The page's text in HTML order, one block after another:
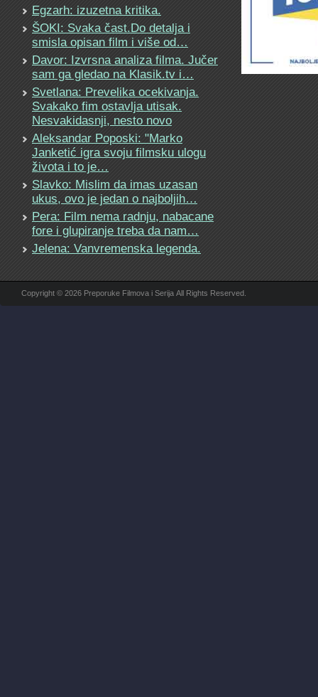
Egzarh: izuzetna kritika.
ŠOKI: Svaka čast.Do detalja i
smisla opisan film i više od…
Davor: Izvrsna analiza filma. Jučer
sam ga gledao na Klasik.tv i…
Svetlana: Prevelika ocekivanja.
Svakako fim ostavlja utisak.
Nesvakidasnji, nesto novo
Aleksandar Poposki: "Marko
Janketić igra svoju filmsku ulogu
života i to je…
Slavko: Mislim da imas uzasan
ukus, ovo je jedan o najboljih…
Pera: Film nema radnju, nabacane
fore i glupiranje treba da nam…
Jelena: Vanvremenska legenda.
Copyright © 2026 Preporuke Filmova i Serija All Rights Reserved.